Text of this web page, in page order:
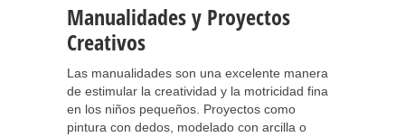
Manualidades y Proyectos
Creativos
Las manualidades son una excelente manera
de estimular la creatividad y la motricidad fina
en los niños pequeños. Proyectos como
pintura con dedos, modelado con arcilla o